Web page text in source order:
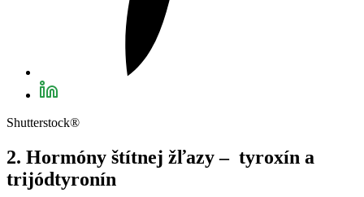
Shutterstock®
2. Hormóny štítnej žľazy – tyroxín a
trijódtyronín